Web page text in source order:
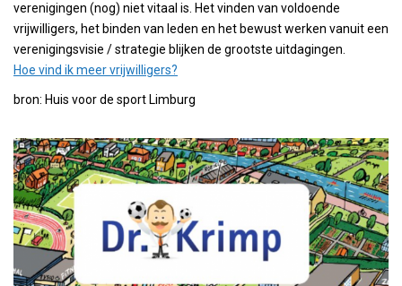
verenigingen (nog) niet vitaal is. Het vinden van voldoende
vrijwilligers, het binden van leden en het bewust werken vanuit een
verenigingsvisie / strategie blijken de grootste uitdagingen.
Hoe vind ik meer vrijwilligers?
bron: Huis voor de sport Limburg